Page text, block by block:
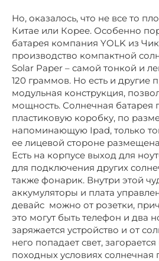
Но, оказалось, что не все то
Китае или Корее. Особенно
батарея компания YOLK из
производство компактной
Solar Paper – самой тонкой и
120 граммов. Но есть и другие
модульная конструкция,
мощность. Солнечная батарея
пластиковую коробку, по
напоминающую Ipad, только
ее лицевой стороне
Есть на корпусе выход для
для подключения других
также фонарик. Внутри этой
аккумуляторы и плата
девайс можно от розетки,
это могут быть телефон и два
заряжается устройство и от
него попадает свет,
походных условиях солнечная